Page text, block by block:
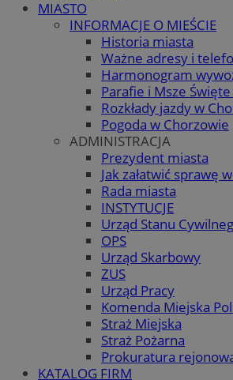
MIASTO
INFORMACJE O MIEŚCIE
Historia miasta
Ważne adresy i
Harmonogram
Parafie i Msze
Rozkłady jazdy w
Pogoda w Chorzowie
ADMINISTRACJA
Prezydent miasta
Jak załatwić sprawę
Rada miasta
INSTYTUCJE
Urząd Stanu
OPS
Urząd Skarbowy
ZUS
Urząd Pracy
Komenda Miejska
Straż Miejska
Straż Pożarna
Prokuratura
KATALOG FIRM